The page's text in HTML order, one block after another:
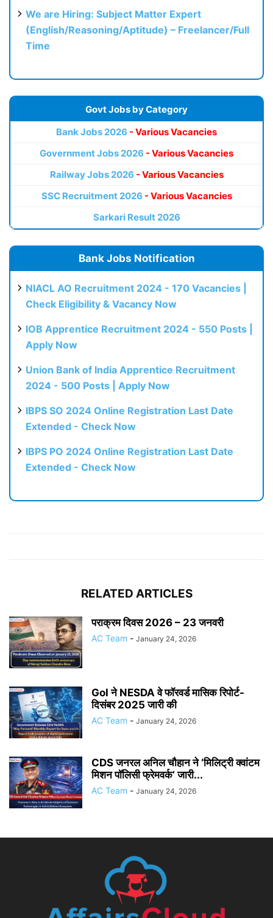
We are Hiring: Subject Matter Expert
(English/Reasoning/Aptitude) – Freelancer/Full
Time
Govt Jobs by Category
Bank Jobs 2026 - Various Vacancies
Government Jobs 2026 - Various Vacancies
Railway Jobs 2026 - Various Vacancies
SSC Recruitment 2026 - Various Vacancies
Sarkari Result 2026
Bank Jobs Notification
NIACL AO Recruitment 2024 - 170 Vacancies |
Check Eligibility & Vacancy Now
IOB Apprentice Recruitment 2024 - 550 Posts |
Apply Now
Union Bank of India Apprentice Recruitment
2024 - 500 Posts | Apply Now
IBPS SO 2024 Online Registration Last Date
Extended - Check Now
IBPS PO 2024 Online Registration Last Date
Extended - Check Now
RELATED ARTICLES
पराक्रम दिवस 2026 – 23 जनवरी
AC Team - January 24, 2026
GoI ने NESDA वे फॉरवर्ड मासिक रिपोर्ट-
दिसंबर 2025 जारी की
AC Team - January 24, 2026
CDS जनरल अनिल चौहान ने ‘मिलिट्री क्वांटम
मिशन पॉलिसी फ्रेमवर्क’ जारी...
AC Team - January 24, 2026